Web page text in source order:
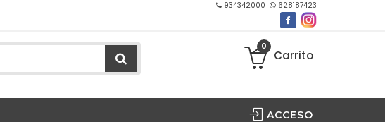
934342000 628187423
0
Carrito
ACCESO